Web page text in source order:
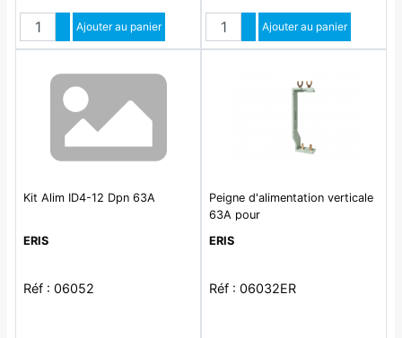
QuantitéAugmenter quantité
Diminuer quantité
Ajouter au panier QuantitéAugmenter quantité
Diminuer quantité
Ajouter au panier
Kit Alim ID4-12 Dpn 63A
ERIS
Réf : 06052
Peigne d'alimentation verticale
63A pour
ERIS
Réf : 06032ER